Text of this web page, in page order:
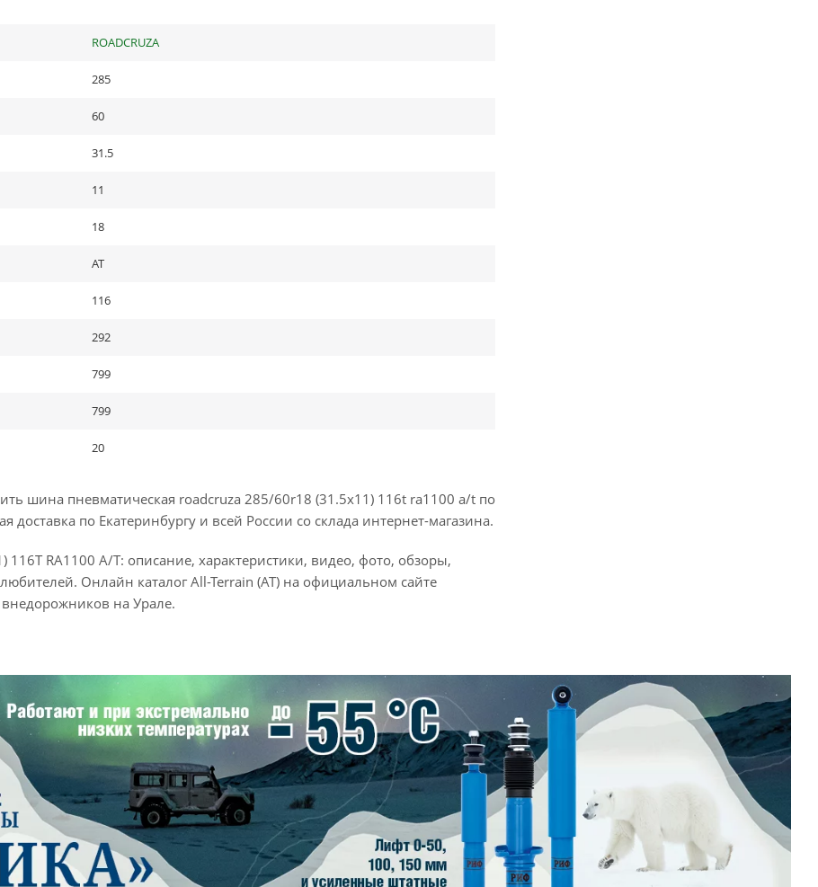
ROADCRUZA
285
60
31.5
11
18
AT
116
292
799
799
20
шина пневматическая roadcruza 285/60r18 (31.5x11) 116t ra1100 a/t по
по Екатеринбургу и всей России со склада интернет-магазина.
RA1100 A/T: описание, характеристики, видео, фото, обзоры,
Онлайн каталог All-Terrain (AT) на официальном сайте
на Урале.